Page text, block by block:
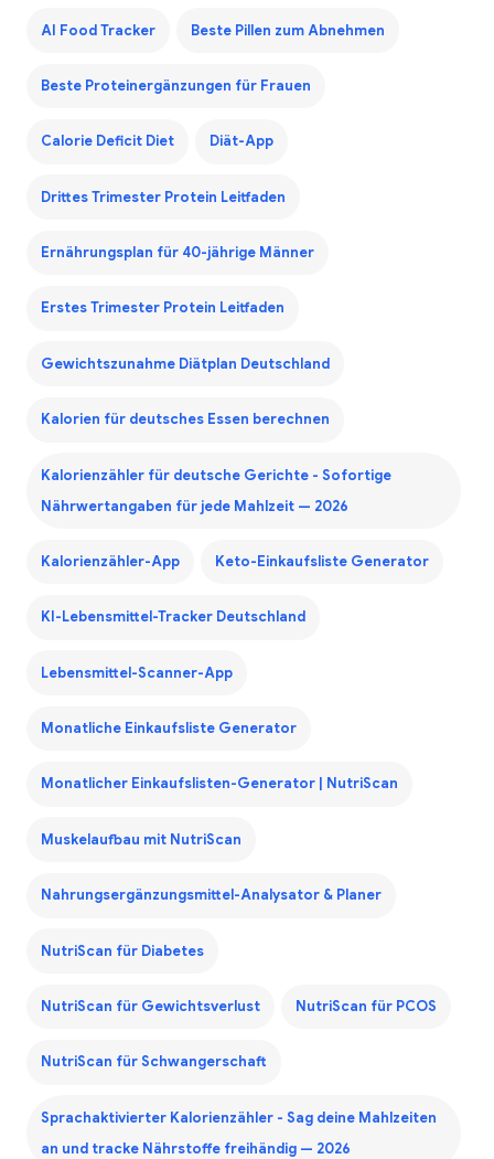
AI Food Tracker Beste Pillen zum Abnehmen
Beste Proteinergänzungen für Frauen
Calorie Deficit Diet Diät-App
Drittes Trimester Protein Leitfaden
Ernährungsplan für 40-jährige Männer
Erstes Trimester Protein Leitfaden
Gewichtszunahme Diätplan Deutschland
Kalorien für deutsches Essen berechnen
Kalorienzähler für deutsche Gerichte - Sofortige
Nährwertangaben für jede Mahlzeit — 2026
Kalorienzähler-App Keto-Einkaufsliste Generator
KI-Lebensmittel-Tracker Deutschland
Lebensmittel-Scanner-App
Monatliche Einkaufsliste Generator
Monatlicher Einkaufslisten-Generator | NutriScan
Muskelaufbau mit NutriScan
Nahrungsergänzungsmittel-Analysator & Planer
NutriScan für Diabetes
NutriScan für Gewichtsverlust NutriScan für PCOS
NutriScan für Schwangerschaft
Sprachaktivierter Kalorienzähler - Sag deine Mahlzeiten
an und tracke Nährstoffe freihändig — 2026